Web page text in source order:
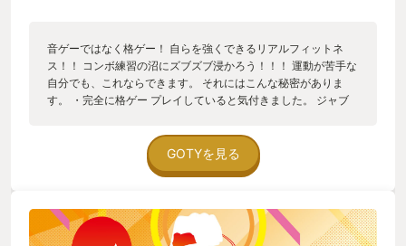
音ゲーではなく格ゲー！ 自らを強くできるリアルフィットネ
ス！！ コンボ練習の沼にズブズブ浸かろう！！！ 運動が苦手な
自分でも、これならできます。 それにはこんな秘密がありま
す。 ・完全に格ゲー プレイしていると気付きました。 ジャブ
がる格ゲーみたいだな、と。 そう認識してからはより一層プレ
イが楽しくなりました。 そんな格ゲー要素を紹介します。 ゲー
ム開始時には選択できるエクササイズは少なく、ジャブ・スト
イズも増えていきます。 そうです、完全に格ゲーです。 課題ク
リア型のトレーニングモードです。 中盤からは回避アクション
GOTYを見る